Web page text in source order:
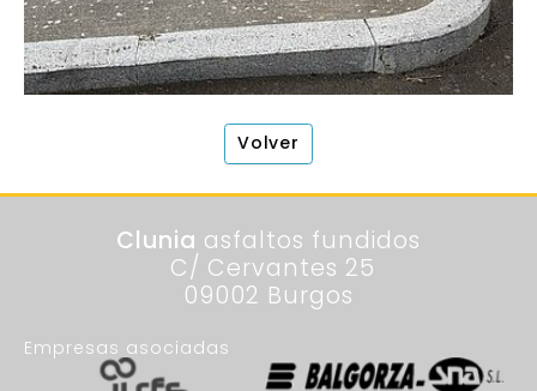
Volver
Clunia asfaltos fundidos
C/ Cervantes 25
09002 Burgos
Empresas asociadas